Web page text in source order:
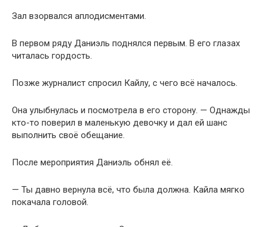
Зал взорвался аплодисментами.
В первом ряду Даниэль поднялся первым. В его глазах
читалась гордость.
Позже журналист спросил Кайлу, с чего всё началось.
Она улыбнулась и посмотрела в его сторону. — Однажды
кто-то поверил в маленькую девочку и дал ей шанс
выполнить своё обещание.
После мероприятия Даниэль обнял её.
— Ты давно вернула всё, что была должна. Кайла мягко
покачала головой.